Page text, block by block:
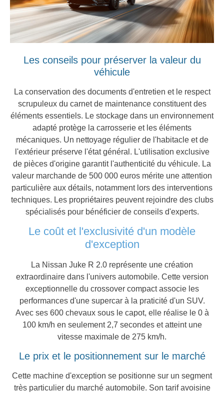
Les conseils pour préserver la valeur du
véhicule
La conservation des documents d'entretien et le respect
scrupuleux du carnet de maintenance constituent des
éléments essentiels. Le stockage dans un environnement
adapté protège la carrosserie et les éléments
mécaniques. Un nettoyage régulier de l'habitacle et de
l'extérieur préserve l'état général. L'utilisation exclusive
de pièces d'origine garantit l'authenticité du véhicule. La
valeur marchande de 500 000 euros mérite une attention
particulière aux détails, notamment lors des interventions
techniques. Les propriétaires peuvent rejoindre des clubs
spécialisés pour bénéficier de conseils d'experts.
Le coût et l'exclusivité d'un modèle
d'exception
La Nissan Juke R 2.0 représente une création
extraordinaire dans l'univers automobile. Cette version
exceptionnelle du crossover compact associe les
performances d'une supercar à la praticité d'un SUV.
Avec ses 600 chevaux sous le capot, elle réalise le 0 à
100 km/h en seulement 2,7 secondes et atteint une
vitesse maximale de 275 km/h.
Le prix et le positionnement sur le marché
Cette machine d'exception se positionne sur un segment
très particulier du marché automobile. Son tarif avoisine